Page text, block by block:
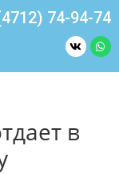
74-94-74
в